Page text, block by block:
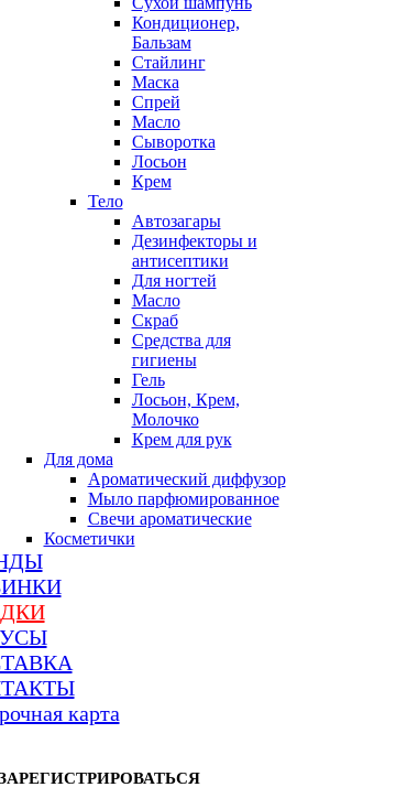
Кондиционер,
Бальзам
Стайлинг
Маска
Спрей
Масло
Сыворотка
Лосьон
Крем
Тело
Автозагары
Дезинфекторы и
антисептики
Для ногтей
Масло
Скраб
Средства для
гигиены
Гель
Лосьон, Крем,
Молочко
Крем для рук
Для дома
Ароматический диффузор
Мыло парфюмированное
Свечи ароматические
Косметички
карта